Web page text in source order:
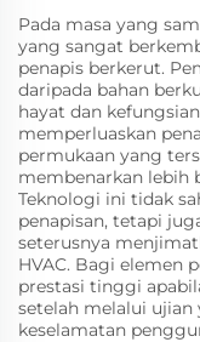
Pada masa yang
yang sangat
penapis berkerut.
daripada bahan
hayat dan
memperluaskan
permukaan yang
membenarkan lebih
Teknologi ini tidak
penapisan, tetapi
seterusnya
HVAC. Bagi elemen
prestasi tinggi
setelah melalui
keselamatan